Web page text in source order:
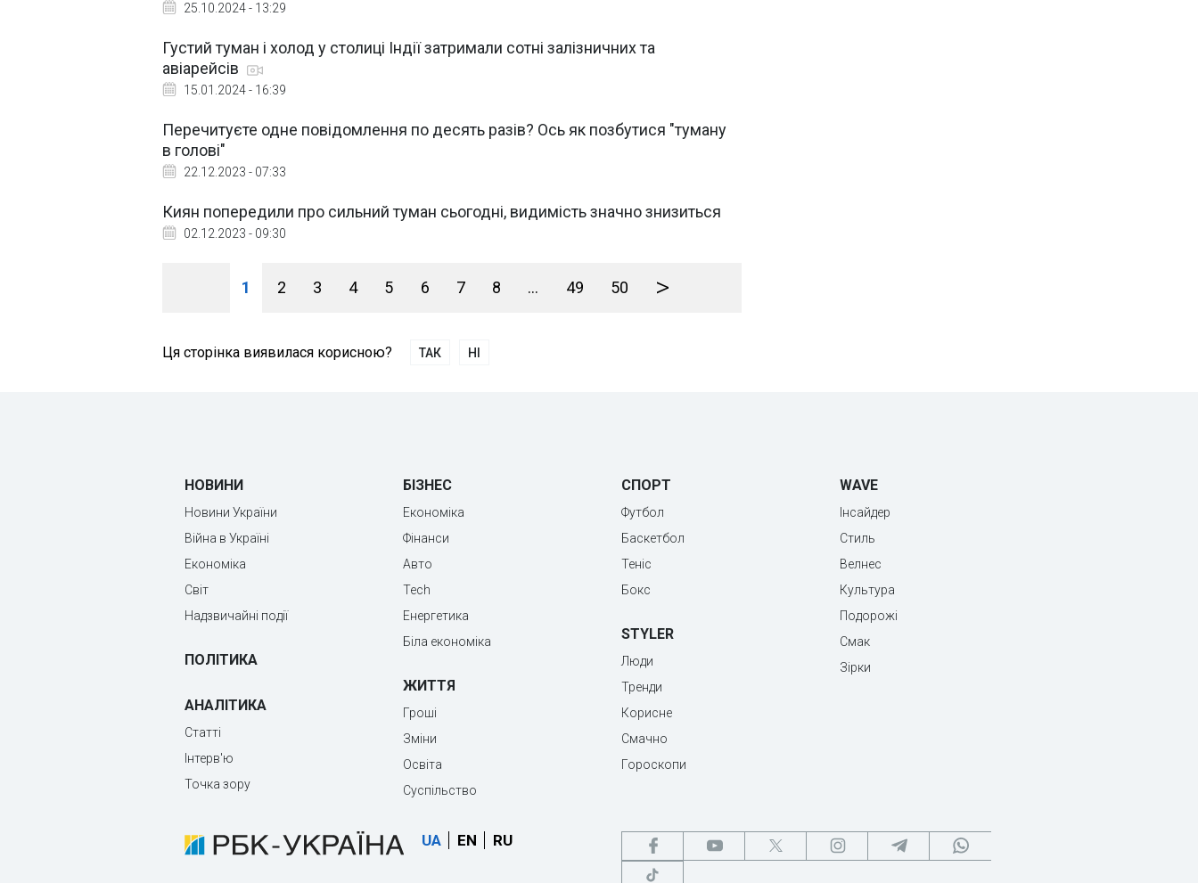
25.10.2024 - 13:29
Густий туман і холод у столиці Індії затримали сотні залізничних та
авіарейсів
15.01.2024 - 16:39
Перечитуєте одне повідомлення по десять разів? Ось як позбутися "туману
в голові"
22.12.2023 - 07:33
Киян попередили про сильний туман сьогодні, видимість значно знизиться
02.12.2023 - 09:30
1 2 3 4 5 6 7 8 ... 49 50 >
Ця сторінка виявилася корисною? ТАК НІ
НОВИНИ
Новини України
Війна в Україні
Економіка
Світ
Надзвичайні події
ПОЛІТИКА
АНАЛІТИКА
Статті
Інтерв'ю
Точка зору
БІЗНЕС
Економіка
Фінанси
Авто
Tech
Енергетика
Біла економіка
ЖИТТЯ
Гроші
Зміни
Освіта
Суспільство
СПОРТ
Футбол
Баскетбол
Теніс
Бокс
STYLER
Люди
Тренди
Корисне
Смачно
Гороскопи
WAVE
Інсайдер
Стиль
Велнес
Культура
Подорожі
Смак
Зірки
UA EN RU